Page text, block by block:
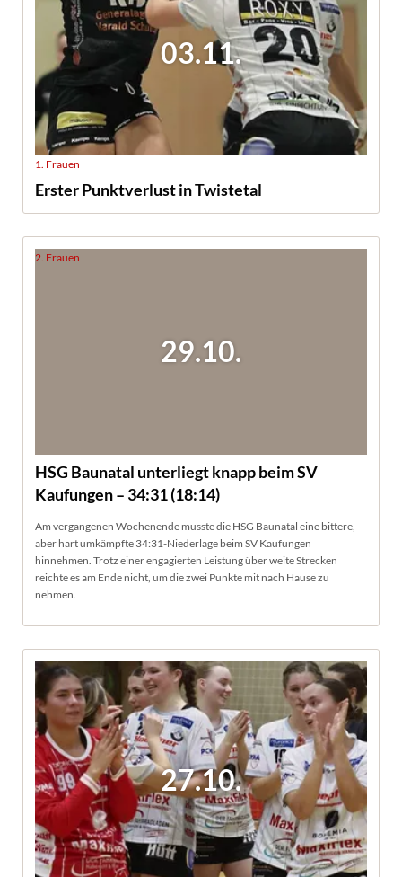
03.11.
1. Frauen
Erster Punktverlust in Twistetal
29.10.
2. Frauen
HSG Baunatal unterliegt knapp beim SV
Kaufungen – 34:31 (18:14)
Am vergangenen Wochenende musste die HSG Baunatal eine bittere,
aber hart umkämpfte 34:31-Niederlage beim SV Kaufungen
hinnehmen. Trotz einer engagierten Leistung über weite Strecken
reichte es am Ende nicht, um die zwei Punkte mit nach Hause zu
nehmen.
27.10.